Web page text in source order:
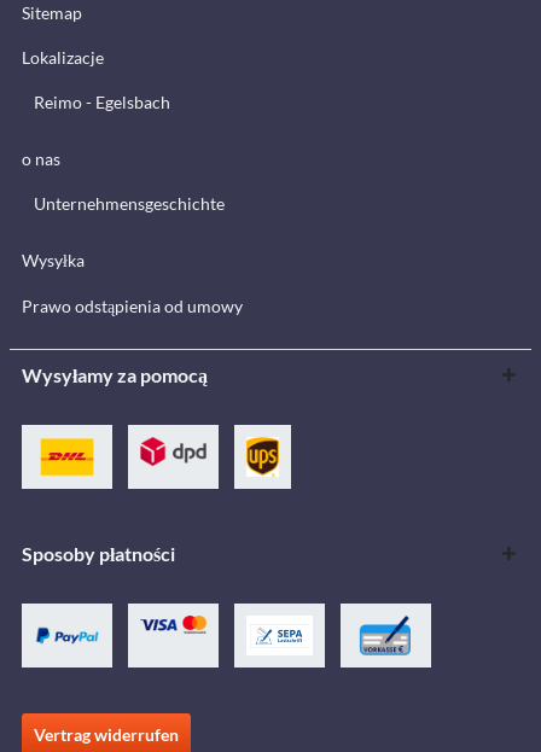
Sitemap
Lokalizacje
Reimo - Egelsbach
o nas
Unternehmensgeschichte
Wysyłka
Prawo odstąpienia od umowy
Wysyłamy za pomocą
Sposoby płatności
Vertrag widerrufen